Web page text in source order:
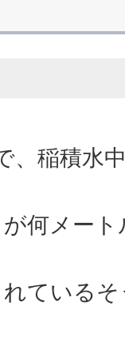
、稲積水
何メート
ている